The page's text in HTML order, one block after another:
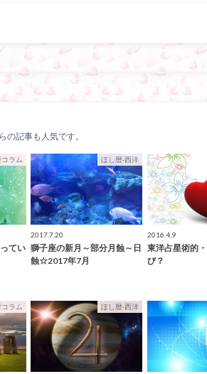
の記事も人気です。
コラム
てい
ほし暦-西洋
2017.7.20
獅子座の新月～部分月蝕～日
蝕☆2017年7月
2016.4.9
東洋占星術的
び？
コラム ほし暦-西洋